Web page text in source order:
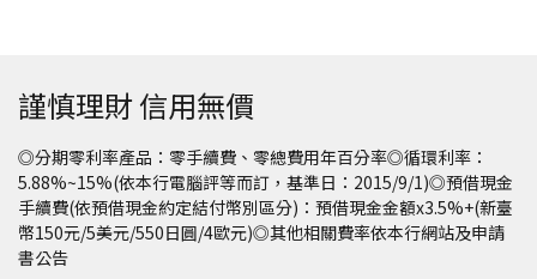
謹慎理財 信用無價
◎分期零利率產品：零手續費、零總費用年百分率◎循環利率：
5.88%~15%(依本行電腦評等而訂，基準日：2015/9/1)◎預借現金
手續費(依預借現金約定結付幣別區分)：預借現金金額x3.5%+(新臺
幣150元/5美元/550日圓/4歐元)◎其他相關費率依本行網站及申請
書公告